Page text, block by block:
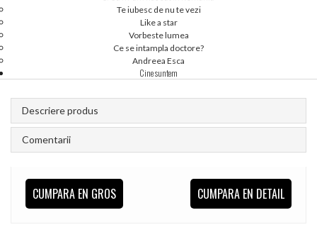
Te iubesc de nu te vezi
Like a star
Vorbeste lumea
Ce se intampla doctore?
Andreea Esca
Cine suntem
Descriere produs
Comentarii
Pentru a vizualiza preturile si a plasa o comanda trebuie sa fii
CUMPARA EN GROS CUMPARA EN DETAIL